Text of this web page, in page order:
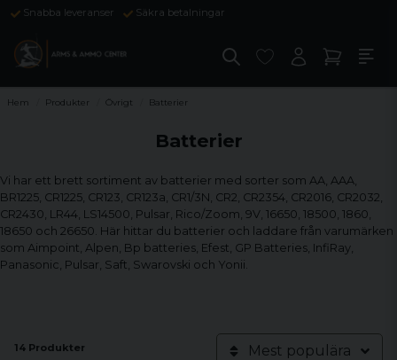
Snabba leveranser Säkra betalningar
Hem Produkter Övrigt Batterier
Batterier
Vi har ett brett sortiment av batterier med sorter som AA, AAA,
BR1225, CR1225, CR123, CR123a, CR1/3N, CR2, CR2354, CR2016, CR2032,
CR2430, LR44, LS14500, Pulsar, Rico/Zoom, 9V, 16650, 18500, 1860,
18650 och 26650. Här hittar du batterier och laddare från varumärken
som Aimpoint, Alpen, Bp batteries, Efest, GP Batteries, InfiRay,
Panasonic, Pulsar, Saft, Swarovski och Yonii.
14 Produkter Mest populära